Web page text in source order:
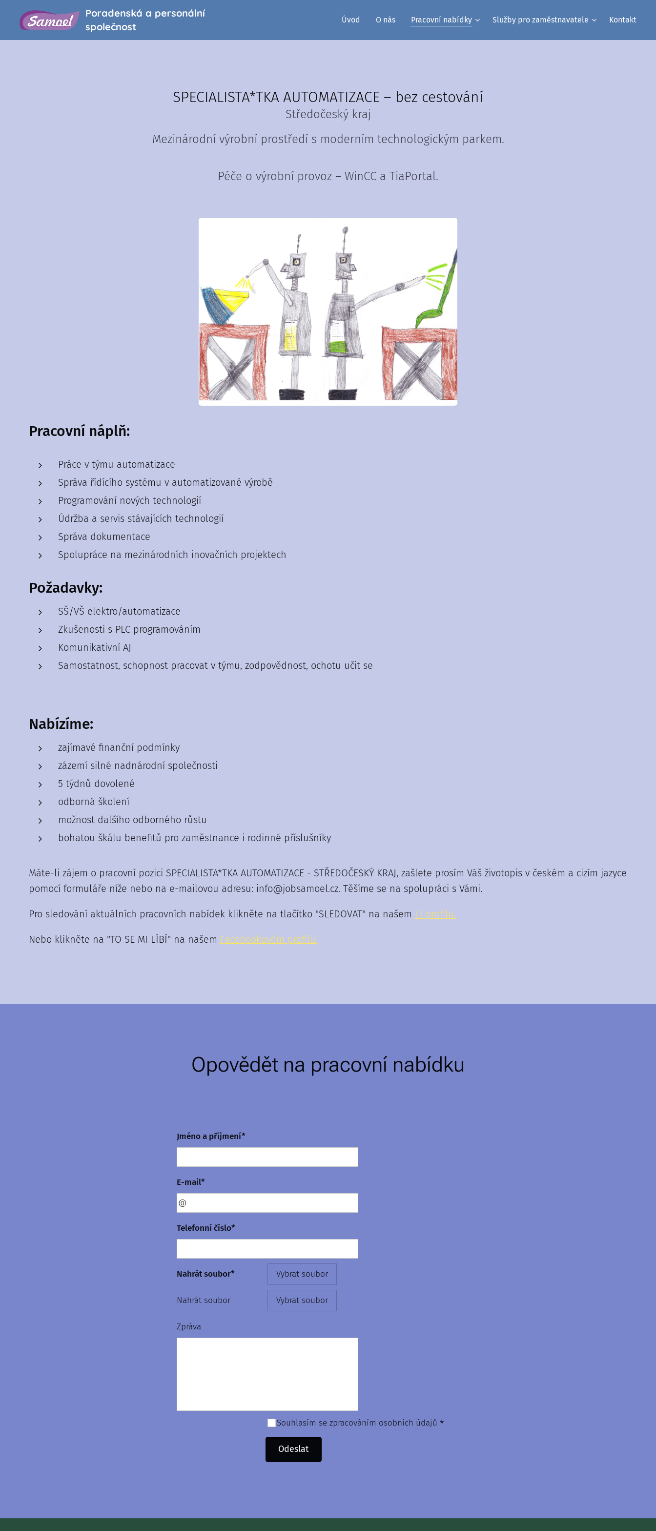
Poradenská a personální
společnost
Úvod O nás Pracovní nabídky Služby pro zaměstnavatele Kontakt
SPECIALISTA*TKA AUTOMATIZACE – bez cestování
Středočeský kraj
Mezinárodní výrobní prostředí s moderním technologickým parkem.
Péče o výrobní provoz – WinCC a TiaPortal.
Pracovní náplň:
Práce v týmu automatizace
Správa řídícího systému v automatizované výrobě
Programování nových technologií
Údržba a servis stávajících technologií
Správa dokumentace
Spolupráce na mezinárodních inovačních projektech
Požadavky:
SŠ/VŠ elektro/automatizace
Zkušenosti s PLC programováním
Komunikativní AJ
Samostatnost, schopnost pracovat v týmu, zodpovědnost, ochotu učit se
Nabízíme:
zajímavé finanční podmínky
zázemí silné nadnárodní společnosti
5 týdnů dovolené
odborná školení
možnost dalšího odborného růstu
bohatou škálu benefitů pro zaměstnance i rodinné příslušníky
Máte-li zájem o pracovní pozici SPECIALISTA*TKA AUTOMATIZACE - STŘEDOČESKÝ KRAJ, zašlete prosím Váš životopis v českém a cizím jazyce
pomocí formuláře níže nebo na e-mailovou adresu: info@jobsamoel.cz. Těšíme se na spolupráci s Vámi.
Pro sledování aktuálních pracovních nabídek klikněte na tlačítko "SLEDOVAT" na našem LI profilu.
Nebo klikněte na "TO SE MI LÍBÍ" na našem Facebookovém profilu.
Opovědět na pracovní nabídku
Jméno a příjmení*
E-mail*
Telefonní číslo*
Nahrát soubor* Vybrat soubor
Nahrát soubor Vybrat soubor
Zpráva
Souhlasím se zpracováním osobních údajů
Odeslat